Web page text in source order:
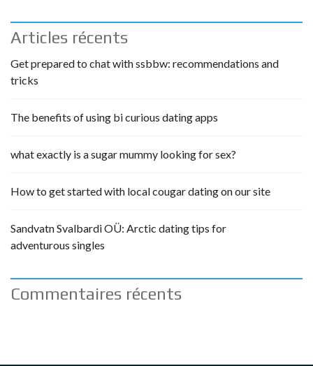
Articles récents
Get prepared to chat with ssbbw: recommendations and
tricks
The benefits of using bi curious dating apps
what exactly is a sugar mummy looking for sex?
How to get started with local cougar dating on our site
Sandvatn Svalbardi OÜ: Arctic dating tips for
adventurous singles
Commentaires récents